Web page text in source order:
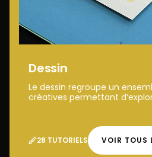
Dessin
Le dessin regroupe un
créatives permettant
28 TUTORIELS VOIR TOUS